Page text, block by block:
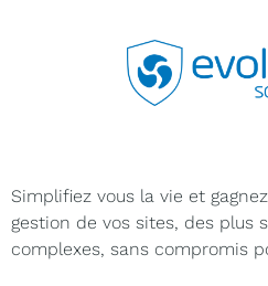
Simplifiez vous la vie et
gestion de vos sites, des plus
complexes, sans compromis